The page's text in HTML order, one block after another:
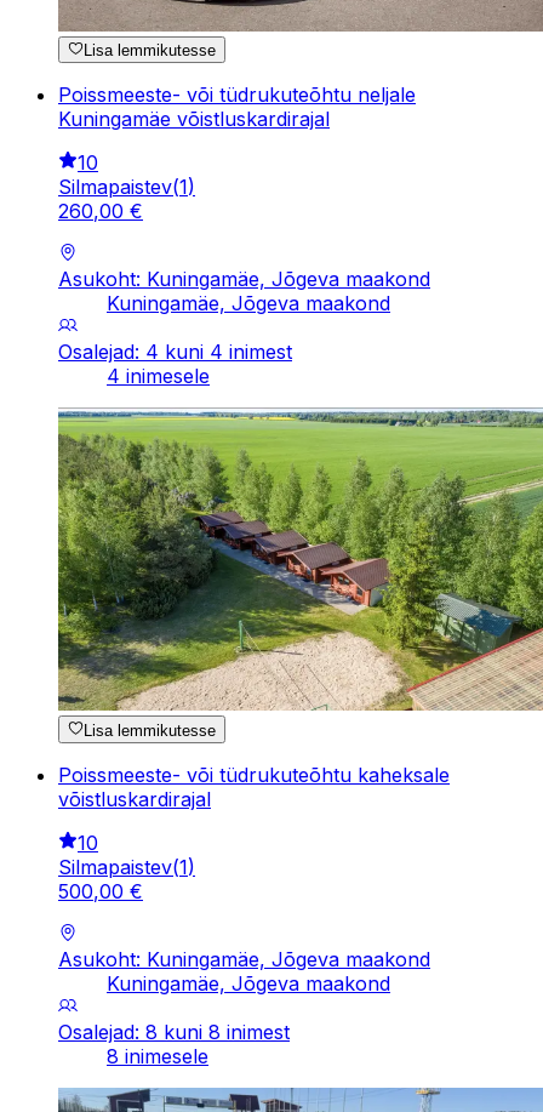
Lisa lemmikutesse
Poissmeeste- või tüdrukuteõhtu neljale
Kuningamäe võistluskardirajal
10
Silmapaistev(1)
260,00 €
Asukoht: Kuningamäe, Jõgeva maakond
Kuningamäe, Jõgeva maakond
Osalejad: 4 kuni 4 inimest
4 inimesele
Lisa lemmikutesse
Poissmeeste- või tüdrukuteõhtu kaheksale
võistluskardirajal
10
Silmapaistev(1)
500,00 €
Asukoht: Kuningamäe, Jõgeva maakond
Kuningamäe, Jõgeva maakond
Osalejad: 8 kuni 8 inimest
8 inimesele